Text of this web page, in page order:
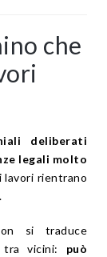
che
deliberati
legali molto
lavori rientrano
si traduce
tra vicini: può